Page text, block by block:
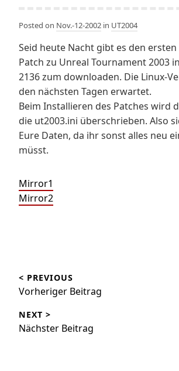
Posted on Nov.-12-2002 in UT2004
Seid heute Nacht gibt es den
Patch zu Unreal Tournament 2003
2136 zum downloaden. Die Linux-
den nächsten Tagen erwartet.
Beim Installieren des Patches wird
die ut2003.ini überschrieben. Also
Eure Daten, da ihr sonst alles neu
müsst.
Mirror1
Mirror2
< PREVIOUS
Vorheriger Beitrag
NEXT >
Nächster Beitrag